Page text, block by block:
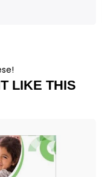
LIKE THIS